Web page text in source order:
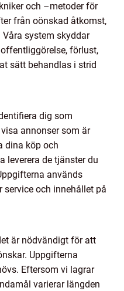
och –metoder för
från oönskad åtkomst,
system skyddar
förlust,
sätt behandlas i strid
dig som
annonser som är
dina köp och
leverera de tjänster du
används
och innehållet på
är nödvändigt för att
Uppgifterna
Eftersom vi lagrar
varierar längden